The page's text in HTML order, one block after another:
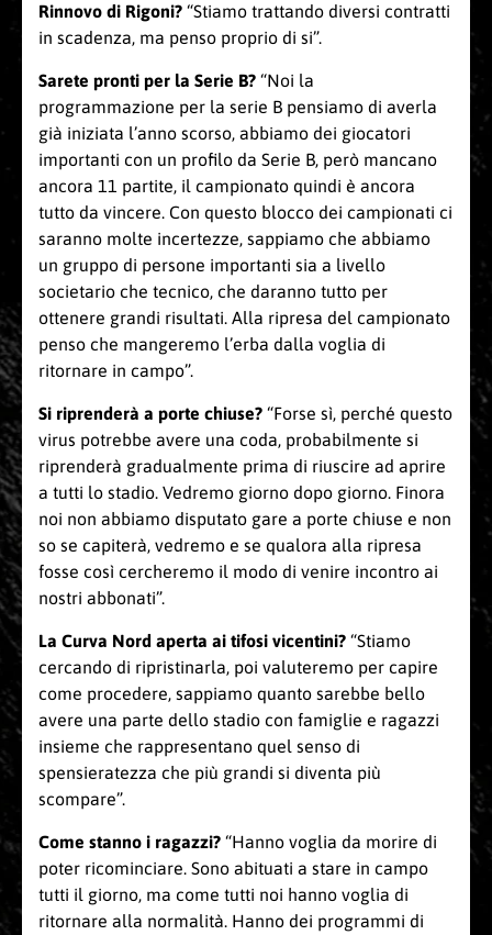
Rinnovo di Rigoni? “Stiamo trattando diversi contratti
in scadenza, ma penso proprio di si”.
Sarete pronti per la Serie B? “Noi la
programmazione per la serie B pensiamo di averla
già iniziata l’anno scorso, abbiamo dei giocatori
importanti con un profilo da Serie B, però mancano
ancora 11 partite, il campionato quindi è ancora
tutto da vincere. Con questo blocco dei campionati ci
saranno molte incertezze, sappiamo che abbiamo
un gruppo di persone importanti sia a livello
societario che tecnico, che daranno tutto per
ottenere grandi risultati. Alla ripresa del campionato
penso che mangeremo l’erba dalla voglia di
ritornare in campo”.
Si riprenderà a porte chiuse? “Forse sì, perché questo
virus potrebbe avere una coda, probabilmente si
riprenderà gradualmente prima di riuscire ad aprire
a tutti lo stadio. Vedremo giorno dopo giorno. Finora
noi non abbiamo disputato gare a porte chiuse e non
so se capiterà, vedremo e se qualora alla ripresa
fosse così cercheremo il modo di venire incontro ai
nostri abbonati”.
La Curva Nord aperta ai tifosi vicentini? “Stiamo
cercando di ripristinarla, poi valuteremo per capire
come procedere, sappiamo quanto sarebbe bello
avere una parte dello stadio con famiglie e ragazzi
insieme che rappresentano quel senso di
spensieratezza che più grandi si diventa più
scompare”.
Come stanno i ragazzi? “Hanno voglia da morire di
poter ricominciare. Sono abituati a stare in campo
tutti il giorno, ma come tutti noi hanno voglia di
ritornare alla normalità. Hanno dei programmi di